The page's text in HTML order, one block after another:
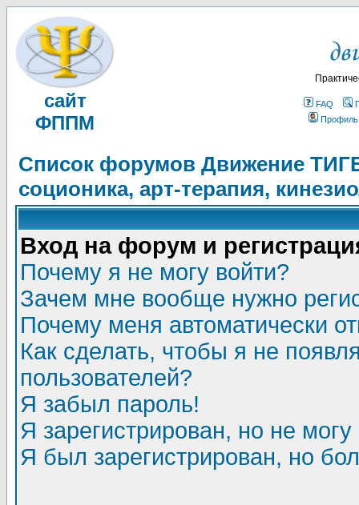
сайт
ФППМ
FAQ
Профиль
Список форумов Движение
соционика, арт-терапия,
Вход на форум и
Почему я не могу войти?
Зачем мне вообще нужно
Почему меня автоматически
Как сделать, чтобы я не
пользователей?
Я забыл пароль!
Я зарегистрирован, но не могу
Я был зарегистрирован, но